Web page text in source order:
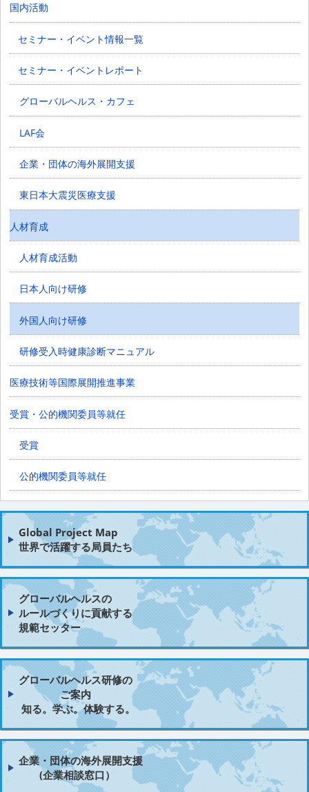
国内活動
セミナー・イベント情報一覧
セミナー・イベントレポート
グローバルヘルス・カフェ
LAF会
企業・団体の海外展開支援
東日本大震災医療支援
人材育成
人材育成活動
日本人向け研修
外国人向け研修
研修受入時健康診断マニュアル
医療技術等国際展開推進事業
受賞・公的機関委員等就任
受賞
公的機関委員等就任
Global Project Map
世界で活躍する局員たち
グローバルヘルスの
ルールづくりに貢献する
規範セッター
グローバルヘルス研修の
ご案内
知る。学ぶ。体験する。
企業・団体の海外展開支援
(企業相談窓口）